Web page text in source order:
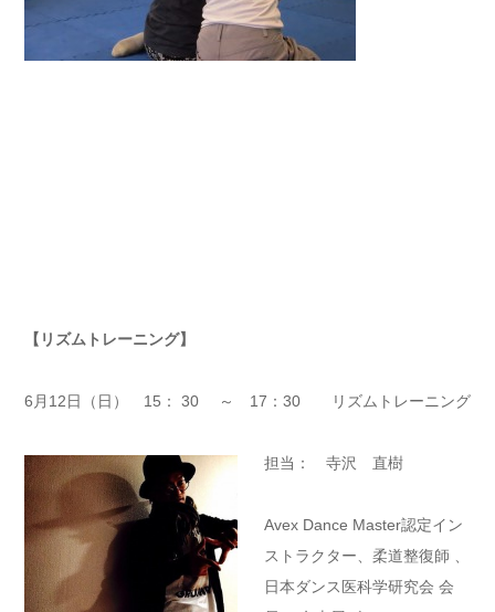
【リズムトレーニング】
6月12日（日） 15： 30 ～ 17：30 リズムトレーニング
担当： 寺沢 直樹
Avex Dance Master認定イン
ストラクター、柔道整復師 、
日本ダンス医科学研究会 会